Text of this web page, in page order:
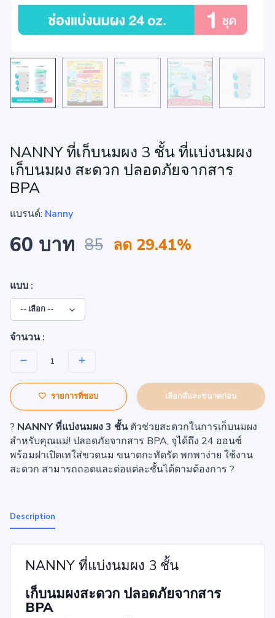
NANNY ที่เก็บนมผง 3 ชั้น ที่แบ่งนมผง
เก็บนมผง สะดวก ปลอดภัยจากสาร
BPA
แบรนด์: Nanny
60 บาท 85 ลด 29.41%
แบบ :
จำนวน :
รายการที่ชอบ เลือกสีและขนาดก่อน
? NANNY ที่แบ่งนมผง 3 ชั้นตัวช่วยสะดวกในการเก็บนมผง
สำหรับคุณแม่! ปลอดภัยจากสาร BPA, จุได้ถึง 24 ออนซ์
พร้อมฝาเปิดเทใส่ขวดนม ขนาดกะทัดรัด พกพาง่าย ใช้งาน
สะดวก สามารถถอดและต่อแต่ละชั้นได้ตามต้องการ ?
Description
NANNY ที่แบ่งนมผง 3 ชั้น
เก็บนมผงสะดวก ปลอดภัยจากสาร
BPA